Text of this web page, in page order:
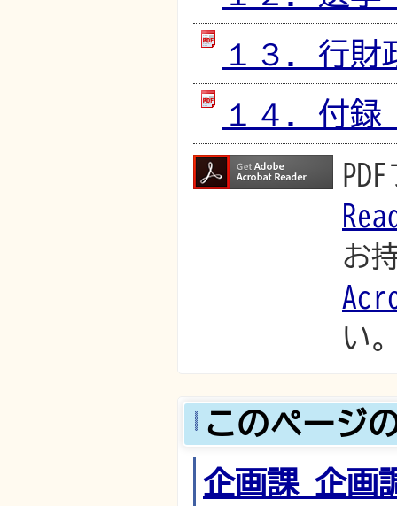
１３．行財
１４．付録
お
い
このページ
企画課 企画